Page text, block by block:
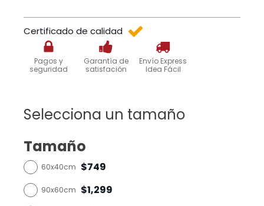
Certificado de calidad
Pagos y
seguridad
Garantía de
satisfación
Envío Express
Idea Fácil
Selecciona un tamaño
Tamaño
60x40cm $749
90x60cm $1,299